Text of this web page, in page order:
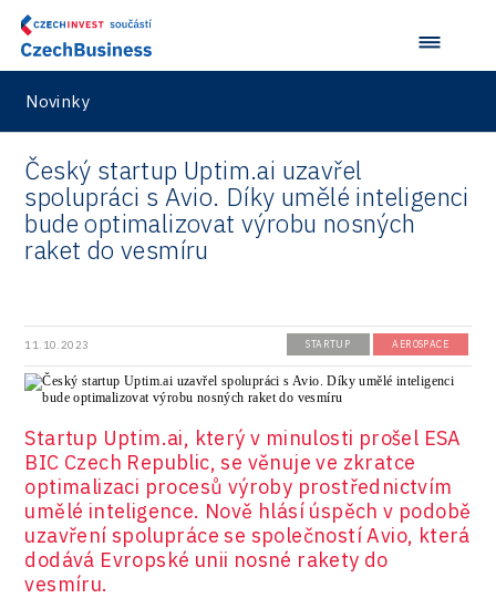
Infrastructure
Logic/MaaS
R&D
Security
Vehicles
Novinky
Český startup Uptim.ai uzavřel
spolupráci s Avio. Díky umělé inteligenci
bude optimalizovat výrobu nosných
raket do vesmíru
11.10.2023 STARTUP AEROSPACE
Startup Uptim.ai, který v minulosti prošel ESA
BIC Czech Republic, se věnuje ve zkratce
optimalizaci procesů výroby prostřednictvím
umělé inteligence. Nově hlásí úspěch v podobě
uzavření spolupráce se společností Avio, která
dodává Evropské unii nosné rakety do
vesmíru.